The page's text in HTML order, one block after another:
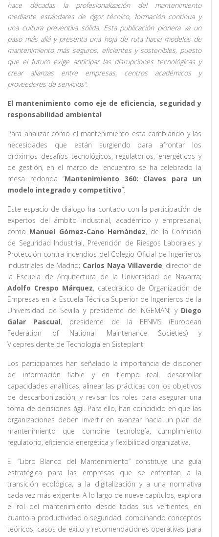
hace décadas la profesionalización del mantenimiento
mediante estándares de rigor técnico, formación continua y
una cultura preventiva sólida. Esta publicación pionera va un
paso más allá y presenta una hoja de ruta hacia modelos de
mantenimiento más seguros, eficientes y sostenibles, puesto
que el futuro exige anticipar las disrupciones tecnológicas y
crear alianzas entre empresas, centros académicos y
proveedores de servicios”.
El mantenimiento como eje de eficiencia, seguridad y
responsabilidad ambiental
Para analizar cómo el mantenimiento está cambiando y las
necesidades que están surgiendo para afrontar los
próximos desafíos tecnológicos, regulatorios, energéticos y
de gestión, en el marco del encuentro se ha celebrado la
mesa redonda “Mantenimiento 360: Claves para un
modelo integrado y competitivo”.
Este espacio de diálogo ha contado con la participación de
expertos del ámbito industrial, académico y empresarial,
como Manuel Gómez-Cano Hernández, de la Comisión
de Seguridad Industrial, Prevención de Riesgos Laborales y
Protección contra incendios del Colegio Oficial de Ingenieros
Industriales de Madrid; Carlos Naya Villaverde, director de
la Escuela de Arquitectura de la Universidad de Navarra;
Adolfo Crespo Márquez, catedrático de Organización de
Empresas en la Escuela Técnica Superior de Ingenieros de la
Universidad de Sevilla y presidente de INGEMAN; y Diego
Galar Pascual, presidente de la EFNMS (European
Federation of National Maintenance Societies) y
Vicepresidente de Tecnología en Sisteplant.
Los participantes han señalado la importancia de disponer
de información fiable y en tiempo real, desarrollar
capacidades analíticas, alinear las prácticas con los objetivos
de descarbonización, y revisar los roles para asegurar una
toma de decisiones ágil. Para ello, han coincidido en que las
organizaciones deben invertir en avanzar hacia un plan de
mantenimiento que combine tecnología, cumplimiento
regulatorio, eficiencia energética y flexibilidad organizativa.
El “Libro Blanco del Mantenimiento” constituye una guía
estratégica para las empresas que se enfrentan a la
transición ecológica, a la digitalización y a una normativa
cada vez más exigente. A lo largo de nueve capítulos, explora
el rol del mantenimiento desde todas sus vertientes, en
cuanto a productividad o seguridad, combinando conceptos
teóricos, casos de éxito y recomendaciones operativas para